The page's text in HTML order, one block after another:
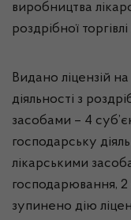
виробництва
роздрібної
Видано ліцензій
діяльності з
засобами – 4
господарську
лікарськими
господарювання,
зупинено дію